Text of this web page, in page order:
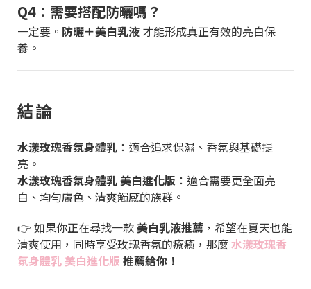
Q4：需要搭配防曬嗎？
一定要。 防曬＋美白乳液 才能形成真正有效的亮白保
養。
結論
水漾玫瑰香氛身體乳 ：適合追求保濕、香氛與基礎提
亮。
水漾玫瑰香氛身體乳 美白進化版 ：適合需要更全面亮
白、均勻膚色、清爽觸感的族群。
👉 如果你正在尋找一款美白乳液推薦 ，希望在夏天也能
清爽使用，同時享受玫瑰香氛的療癒，那麼 水漾玫瑰香
氛身體乳 美白進化版 推薦給你！